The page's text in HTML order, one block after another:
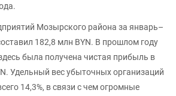
Мозырского района за январь–
182,8 млн BYN. В прошлом году
была получена чистая прибыль в
Удельный вес убыточных организаций
14,3%, в связи с чем огромные